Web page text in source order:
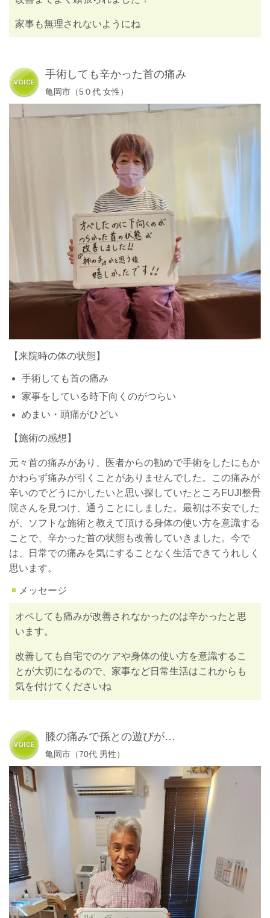
家事も無理されないようにね
手術しても辛かった首の痛み
亀岡市（5０代 女性）
【来院時の体の状態】
手術しても首の痛み
家事をしている時下向くのがつらい
めまい・頭痛がひどい
【施術の感想】
元々首の痛みがあり、医者からの勧めで手術をしたにもか
かわらず痛みが引くことがありませんでした。この痛みが
辛いのでどうにかしたいと思い探していたところFUJI整骨
院さんを見つけ、通うことにしました。最初は不安でした
が、ソフトな施術と教えて頂ける身体の使い方を意識する
ことで、辛かった首の状態も改善していきました。今で
は、日常での痛みを気にすることなく生活できてうれしく
思います。
メッセージ
オペしても痛みが改善されなかったのは辛かったと思
います。
改善しても自宅でのケアや身体の使い方を意識するこ
とが大切になるので、家事など日常生活はこれからも
気を付けてくださいね
膝の痛みで孫との遊びが…
亀岡市（70代 男性）